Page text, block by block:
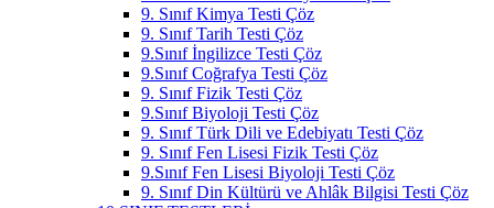
9. Sınıf Kimya Testi Çöz
9. Sınıf Tarih Testi Çöz
9.Sınıf İngilizce Testi Çöz
9.Sınıf Coğrafya Testi Çöz
9. Sınıf Fizik Testi Çöz
9.Sınıf Biyoloji Testi Çöz
9. Sınıf Türk Dili ve Edebiyatı Testi Çöz
9. Sınıf Fen Lisesi Fizik Testi Çöz
9.Sınıf Fen Lisesi Biyoloji Testi Çöz
9. Sınıf Din Kültürü ve Ahlâk Bilgisi Testi Çöz